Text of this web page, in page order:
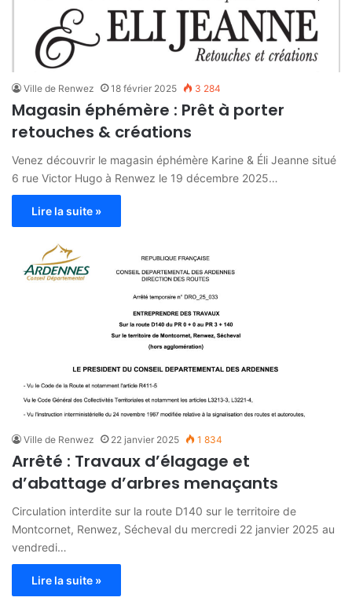
Ville de Renwez 18 février 2025 3 284
Magasin éphémère : Prêt à porter
retouches & créations
Venez découvrir le magasin éphémère Karine & Éli Jeanne situé
6 rue Victor Hugo à Renwez le 19 décembre 2025…
Lire la suite »
Ville de Renwez 22 janvier 2025 1 834
Arrêté : Travaux d’élagage et
d’abattage d’arbres menaçants
Circulation interdite sur la route D140 sur le territoire de
Montcornet, Renwez, Sécheval du mercredi 22 janvier 2025 au
vendredi…
Lire la suite »